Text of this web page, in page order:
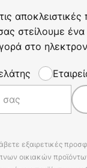
αποκλειστικές
στείλουμε
στο
εξαιρετικές
οικιακών